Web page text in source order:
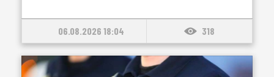
06.08.2026 18:04 318